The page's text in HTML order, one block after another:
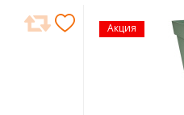
Акция